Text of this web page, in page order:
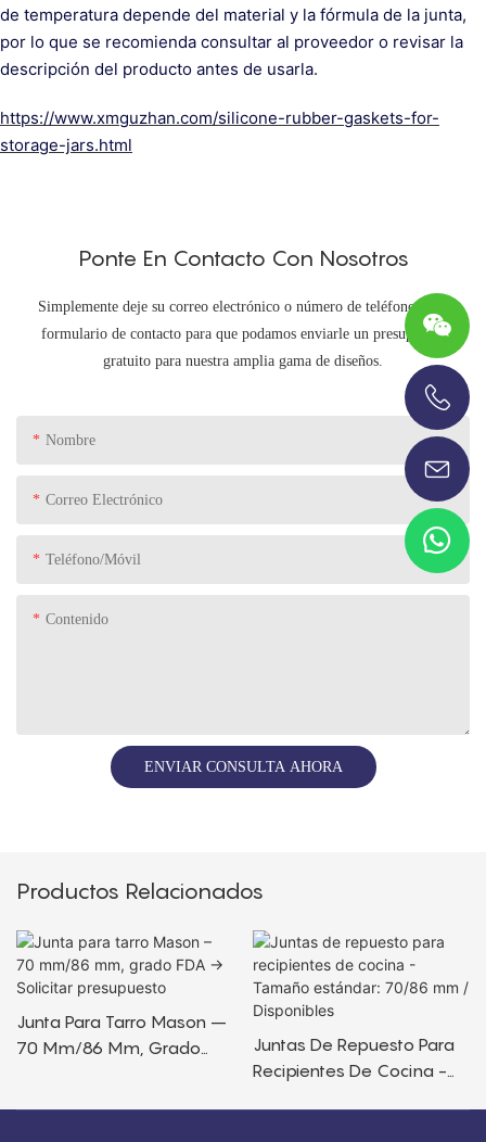
de temperatura depende del material y la fórmula de la junta,
por lo que se recomienda consultar al proveedor o revisar la
descripción del producto antes de usarla.
https://www.xmguzhan.com/silicone-rubber-gaskets-for-
storage-jars.html
Ponte En Contacto Con Nosotros
Simplemente deje su correo electrónico o número de teléfono en el
formulario de contacto para que podamos enviarle un presupuesto
gratuito para nuestra amplia gama de diseños.
Nombre
Correo Electrónico
Teléfono/Móvil
Contenido
ENVIAR CONSULTA AHORA
Productos Relacionados
Junta Para Tarro Mason –
70 Mm/86 Mm, Grado
Juntas De Repuesto Para
Recipientes De Cocina -